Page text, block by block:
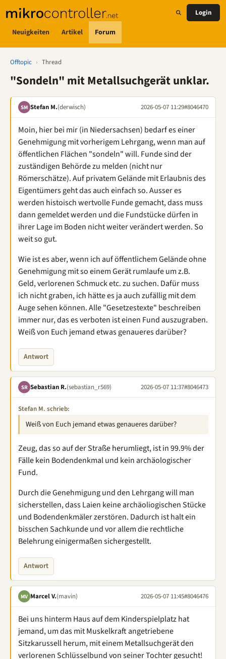
Neuigkeiten Artikel Forum
Login
Offtopic › Thread
"Sondeln" mit Metallsuchgerät unklar.
SM Stefan M.(derwisch) 2026-05-07 11:29#8046470
Moin, hier bei mir (in Niedersachsen) bedarf es einer
Genehmigung mit vorherigem Lehrgang, wenn man auf
öffentlichen Flächen "sondeln" will. Funde sind der
zuständigen Behörde zu melden (nicht nur
Römerschätze). Auf privatem Gelände mit Erlaubnis des
Eigentümers geht das auch einfach so. Ausser es
werden histoisch wertvolle Funde gemacht, dass muss
dann gemeldet werden und die Fundstücke dürfen in
ihrer Lage im Boden nicht weiter verändert werden. So
weit so gut.
Wie ist es aber, wenn ich auf öffentlichem Gelände ohne
Genehmigung mit so einem Gerät rumlaufe um z.B.
Geld, verlorenen Schmuck etc. zu suchen. Dafür muss
ich nicht graben, ich hätte es ja auch zufällig mit dem
Auge sehen können. Alle "Gesetzestexte" beschreiben
immer nur, das es verboten ist einen Fund auszugraben.
Weiß von Euch jemand etwas genaueres darüber?
Antwort
SR Sebastian R.(sebastian_r569) 2026-05-07 11:37#8046473
Stefan M. schrieb:
Weiß von Euch jemand etwas genaueres darüber?
Zeug, das so auf der Straße herumliegt, ist in 99.9% der
Fälle kein Bodendenkmal und kein archäologischer
Fund.
Durch die Genehmigung und den Lehrgang will man
sicherstellen, dass Laien keine archäoliogischen Stücke
und Bodendenkmäler zerstören. Dadurch ist halt ein
bisschen Sachkunde und vor allem die rechtliche
Belehrung einigermaßen sichergestellt.
Antwort
MV Marcel V.(mavin) 2026-05-07 11:45#8046476
Bei uns hinterm Haus auf dem Kinderspielplatz hat
jemand, um das mit Muskelkraft angetriebene
Sitzkarussell herum, mit einem Metallsuchgerät den
verlorenen Schlüsselbund von seiner Tochter gesucht!